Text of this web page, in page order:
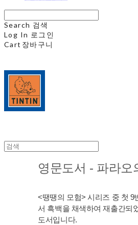
Search 검색
Log In 로그인
Cart 장바구니
영문도서 - 파라오
<땡땡의 모험> 시리즈 중 첫 9
서 흑백을 채색하여 재출간되
도서입니다.